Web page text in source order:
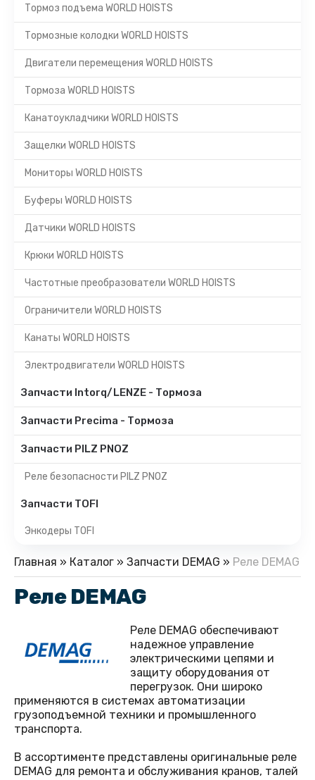
Тормоз подъема WORLD HOISTS
Тормозные колодки WORLD HOISTS
Двигатели перемещения WORLD HOISTS
Тормоза WORLD HOISTS
Канатоукладчики WORLD HOISTS
Защелки WORLD HOISTS
Мониторы WORLD HOISTS
Буферы WORLD HOISTS
Датчики WORLD HOISTS
Крюки WORLD HOISTS
Частотные преобразователи WORLD HOISTS
Ограничители WORLD HOISTS
Канаты WORLD HOISTS
Электродвигатели WORLD HOISTS
Запчасти Intorq/LENZE - Тормоза
Запчасти Precima - Тормоза
Запчасти PILZ PNOZ
Реле безопасности PILZ PNOZ
Запчасти TOFI
Энкодеры TOFI
Главная » Каталог » Запчасти DEMAG » Реле DEMAG
Реле DEMAG
Реле DEMAG обеспечивают
надежное управление
электрическими цепями и
защиту оборудования от
перегрузок. Они широко
применяются в системах автоматизации
грузоподъемной техники и промышленного
транспорта.
В ассортименте представлены оригинальные реле
DEMAG для ремонта и обслуживания кранов, талей